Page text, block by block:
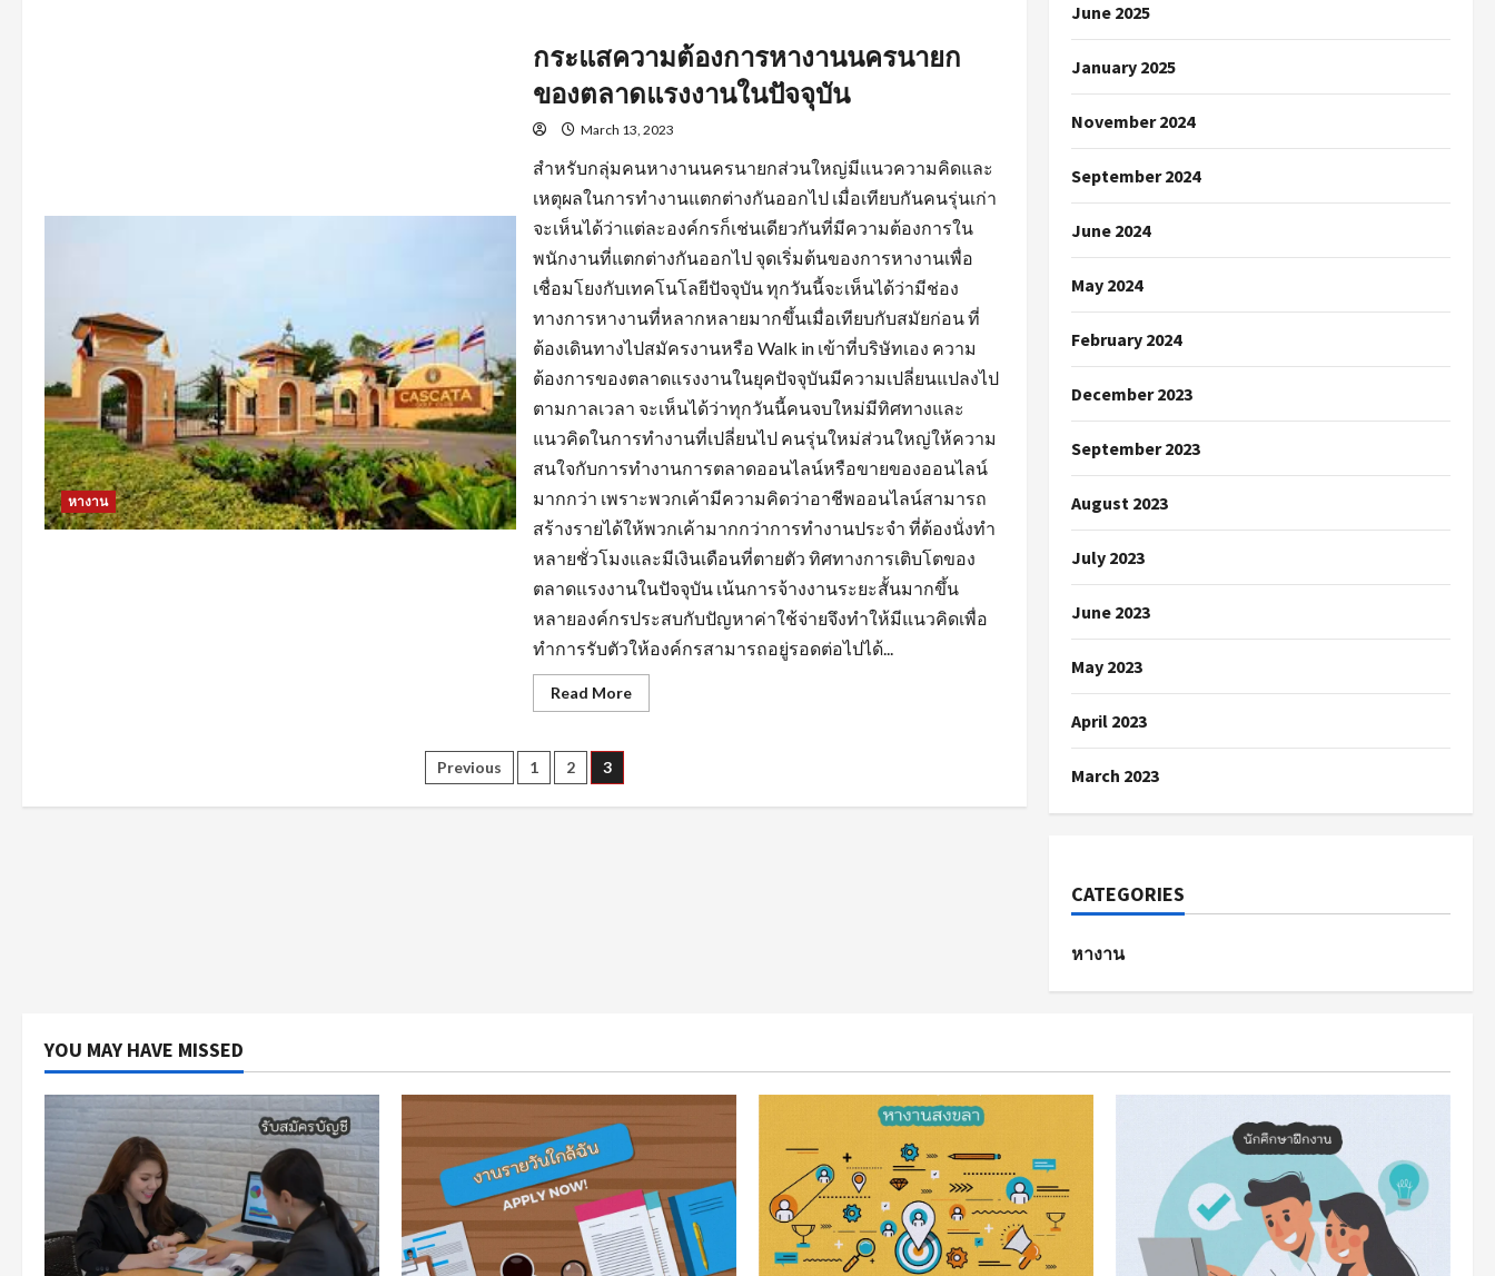
ข้อมูล
หางาน
กระแสความต้องการหางานนครนายก
ของตลาดแรงงานในปัจจุบัน
March 13, 2023
สำหรับกลุ่มคนหางานนครนายกส่วนใหญ่มีแนวความคิดและ
เหตุผลในการทำงานแตกต่างกันออกไป เมื่อเทียบกันคนรุ่นเก่า
จะเห็นได้ว่าแต่ละองค์กรก็เช่นเดียวกันที่มีความต้องการใน
พนักงานที่แตกต่างกันออกไป จุดเริ่มต้นของการหางานเพื่อ
เชื่อมโยงกับเทคโนโลยีปัจจุบัน ทุกวันนี้จะเห็นได้ว่ามีช่อง
ทางการหางานที่หลากหลายมากขึ้นเมื่อเทียบกับสมัยก่อน ที่
ต้องเดินทางไปสมัครงานหรือ Walk in เข้าที่บริษัทเอง ความ
ต้องการของตลาดแรงงานในยุคปัจจุบันมีความเปลี่ยนแปลงไป
ตามกาลเวลา จะเห็นได้ว่าทุกวันนี้คนจบใหม่มีทิศทางและ
แนวคิดในการทำงานที่เปลี่ยนไป คนรุ่นใหม่ส่วนใหญ่ให้ความ
สนใจกับการทำงานการตลาดออนไลน์หรือขายของออนไลน์
มากกว่า เพราะพวกเค้ามีความคิดว่าอาชีพออนไลน์สามารถ
สร้างรายได้ให้พวกเค้ามากกว่าการทำงานประจำ ที่ต้องนั่งทำ
หลายชั่วโมงและมีเงินเดือนที่ตายตัว ทิศทางการเติบโตของ
ตลาดแรงงานในปัจจุบัน เน้นการจ้างงานระยะสั้นมากขึ้น
หลายองค์กรประสบกับปัญหาค่าใช้จ่ายจึงทำให้มีแนวคิดเพื่อ
ทำการรับตัวให้องค์กรสามารถอยู่รอดต่อไปได้...
Read MoreRead
more
Posts
pagination
Previous 1 2 3
June 2025
January 2025
November 2024
September 2024
June 2024
May 2024
February 2024
December 2023
September 2023
August 2023
July 2023
June 2023
May 2023
April 2023
March 2023
CATEGORIES
หางาน
YOU MAY HAVE MISSED